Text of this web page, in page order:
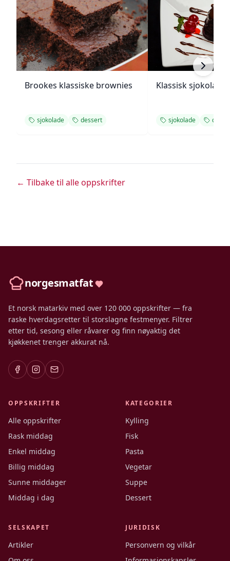
Brookes klassiske brownies
sjokolade dessert
Klassisk
sjokolade
← Tilbake til alle oppskrifter
norgesmatfat
Et norsk matarkiv med over 120 000 oppskrifter — fra
raske hverdagsretter til storslagne festmenyer. Filtrer
etter tid, sesong eller råvarer og finn nøyaktig det
kjøkkenet trenger akkurat nå.
OPPSKRIFTER
Alle oppskrifter
Rask middag
Enkel middag
Billig middag
Sunne middager
Middag i dag
KATEGORIER
Kylling
Fisk
Pasta
Vegetar
Suppe
Dessert
SELSKAPET
Artikler
JURIDISK
Personvern og vilkår